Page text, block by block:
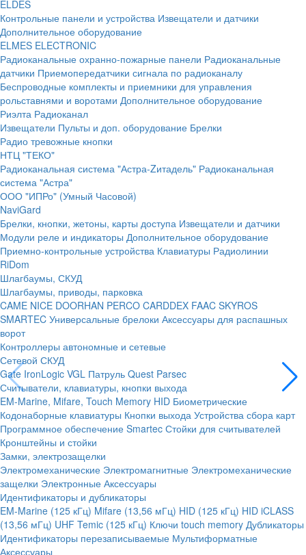
ELDES
Контрольные панели и устройства Извещатели и датчики
Дополнительное оборудование
ELMES ELECTRONIC
Радиоканальные охранно-пожарные панели Радиоканальные
датчики Приемопередатчики сигнала по радиоканалу
Беспроводные комплекты и приемники для управления
рольставнями и воротами Дополнительное оборудование
Риэлта Радиоканал
Извещатели Пульты и доп. оборудование Брелки
Радио тревожные кнопки
НТЦ "ТЕКО"
Радиоканальная система "Астра-Zитадель" Радиоканальная
система "Астра"
ООО "ИПРо" (Умный Часовой)
NaviGard
Брелки, кнопки, жетоны, карты доступа Извещатели и датчики
Модули реле и индикаторы Дополнительное оборудование
Приемно-контрольные устройства Клавиатуры Радиолинии
RiDom
Шлагбаумы, СКУД
Шлагбаумы, приводы, парковка
CAME NICE DOORHAN PERCO CARDDEX FAAC SKYROS
SMARTEC Универсальные брелоки Аксессуары для распашных
ворот
Контроллеры автономные и сетевые
Сетевой СКУД
Gate IronLogic VGL Патруль Quest Parsec
Считыватели, клавиатуры, кнопки выхода
EM-Marine, Mifare, Touch Memory HID Биометрические
Кодонаборные клавиатуры Кнопки выхода Устройства сбора карт
Программное обеспечение Smartec Стойки для считывателей
Кронштейны и стойки
Замки, электрозащелки
Электромеханические Электромагнитные Электромеханические
защелки Электронные Аксессуары
Идентификаторы и дубликаторы
EM-Marine (125 кГц) Mifare (13,56 мГц) HID (125 кГц) HID iCLASS
(13,56 мГц) UHF Temic (125 кГц) Ключи touch memory Дубликаторы
Идентификаторы перезаписываемые Мультиформатные
Аксессуары